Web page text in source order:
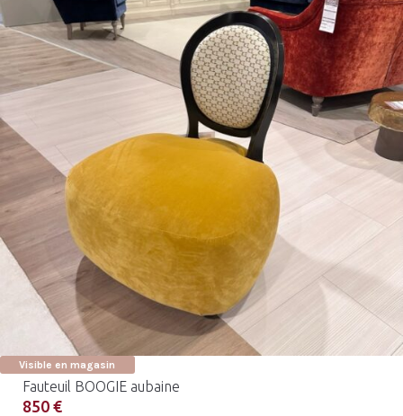
Visible en magasin
Fauteuil BOOGIE aubaine
850 €